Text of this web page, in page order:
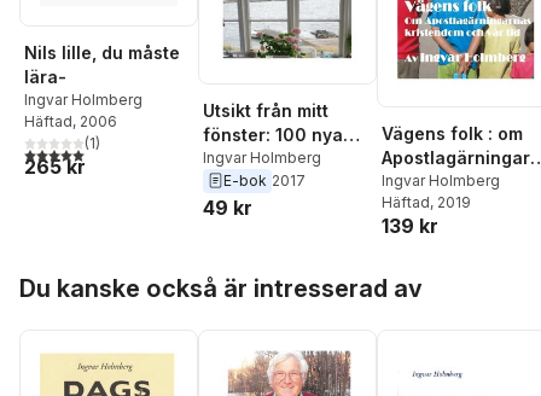
Nils lille, du måste
lära-
Ingvar Holmberg
Häftad, 2006
5,0utav 5 stjärnor. Totalt antal röster:
(1)
265 kr
Utsikt från mitt
fönster: 100 nya
och begagnade
dikter av Ingvar
Holmberg
Ingvar Holmberg
E-bok 2017
49 kr
Vägens folk : om
Apostlagärningarn
as kristendom och
vår tid
Ingvar Holmberg
Häftad, 2019
139 kr
Du kanske också är intresserad av